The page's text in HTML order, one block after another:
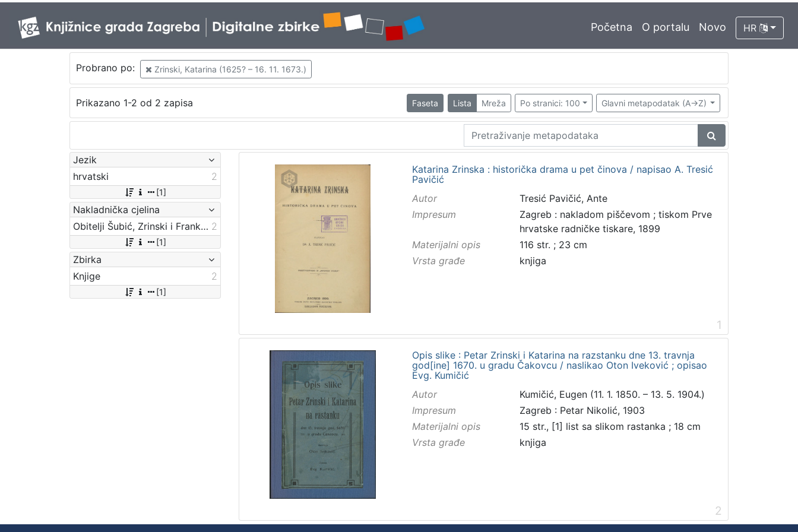
Početna O portalu Novo HR
Probrano po: Zrinski, Katarina (1625? – 16. 11. 1673.)
Prikazano 1-2 od 2 zapisa Faseta Lista Mreža Po stranici: 100 Glavni metapodatak (A->Z)
Jezik
hrvatski
2
[1]
Nakladnička cjelina
Obitelji Šubić, Zrinski i Frankopan 2
[1]
Zbirka
Knjige
2
[1]
Katarina Zrinska : historička drama u pet činova / napisao A. Tresić
Pavičić
Autor
Tresić Pavičić, Ante
Impresum
Zagreb : nakladom piščevom ; tiskom Prve
hrvatske radničke tiskare, 1899
Materijalni opis
116 str. ; 23 cm
Vrsta građe
knjiga
1
Opis slike : Petar Zrinski i Katarina na razstanku dne 13. travnja
god[ine] 1670. u gradu Čakovcu / naslikao Oton Iveković ; opisao
Evg. Kumičić
Autor
Kumičić, Eugen (11. 1. 1850. – 13. 5. 1904.)
Impresum
Zagreb : Petar Nikolić, 1903
Materijalni opis
15 str., [1] list sa slikom rastanka ; 18 cm
Vrsta građe
knjiga
2